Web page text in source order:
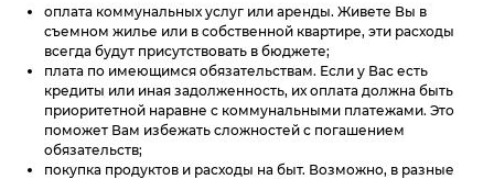
оплата коммунальных услуг или аренды. Живете Вы в
съемном жилье или в собственной квартире, эти расходы
всегда будут присутствовать в бюджете;
плата по имеющимся обязательствам. Если у Вас есть
кредиты или иная задолженность, их оплата должна быть
приоритетной наравне с коммунальными платежами. Это
поможет Вам избежать сложностей с погашением
обязательств;
покупка продуктов и расходы на быт. Возможно, в разные